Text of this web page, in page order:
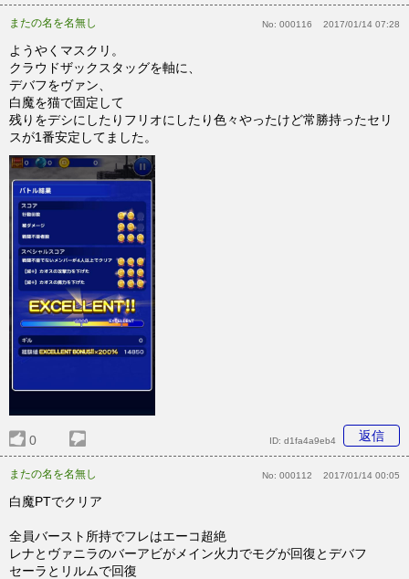
またの名を名無し No: 000116 2017/01/14 07:28
ようやくマスクリ。
クラウドザックスタッグを軸に、
デバフをヴァン、
白魔を猫で固定して
残りをデシにしたりフリオにしたり色々やったけど常勝持ったセリ
スが1番安定してました。
0 返信
ID: d1fa4a9eb4
またの名を名無し No: 000112 2017/01/14 00:05
白魔PTでクリア
全員バースト所持でフレはエーコ超絶
レナとヴァニラのバーアビがメイン火力でモグが回復とデバフ
セーラとリルムで回復